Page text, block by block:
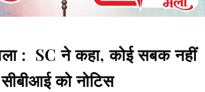
: SC ने कहा, कोई सबक नहीं
को नोटिस